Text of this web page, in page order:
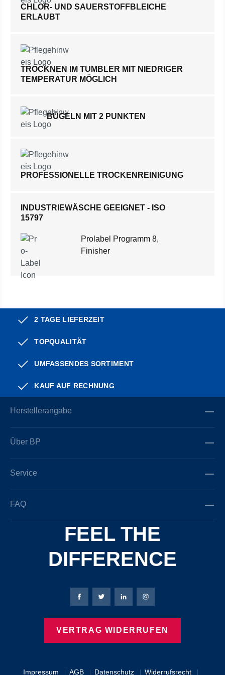
CHLOR- UND SAUERSTOFFBLEICHE
ERLAUBT
TROCKNEN IM TUMBLER MIT NIEDRIGER
TEMPERATUR MÖGLICH
BÜGELN MIT 2 PUNKTEN
PROFESSIONELLE TROCKENREINIGUNG
INDUSTRIEWÄSCHE GEEIGNET - ISO
15797
Prolabel Programm 8,
Finisher
2 TAGE LIEFERZEIT
TOPQUALITÄT
UMFASSENDES SORTIMENT
KAUF AUF RECHNUNG
Herstellerangabe
Über BP
Service
FAQ
FEEL THE
DIFFERENCE
Impressum AGB Datenschutz Widerrufsrecht
Bierbaum-Proenen Facebook-Seite
Bierbaum-Proenen Twitter Seite
Bierbaum-Proenen LinkedIn
Bierbaum-Proenen
VERTRAG WIDERRUFEN